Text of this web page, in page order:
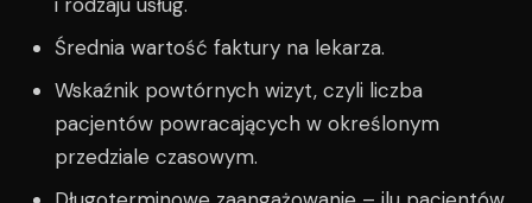
Średnia wartość faktury na lekarza.
Wskaźnik powtórnych wizyt, czyli liczba
pacjentów powracających w określonym
przedziale czasowym.